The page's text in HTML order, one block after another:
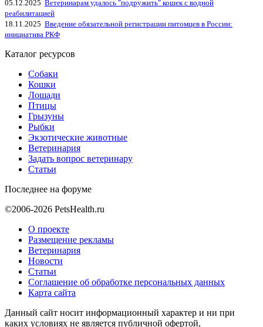
05.12.2025 Ветеринарам удалось "подружить" кошек с водной
реабилитацией
18.11.2025 Введение обязательной регистрации питомцев в России:
инициатива РКФ
Каталог ресурсов
Собаки
Кошки
Лошади
Птицы
Грызуны
Рыбки
Экзотические животные
Ветеринария
Задать вопрос ветеринару
Статьи
Последнее на форуме
©2006-2026 PetsHealth.ru
О проекте
Размещение рекламы
Ветеринария
Новости
Статьи
Соглашение об обработке персональных данных
Карта сайта
Данный сайт носит информационный характер и ни при
каких условиях не является публичной офертой,